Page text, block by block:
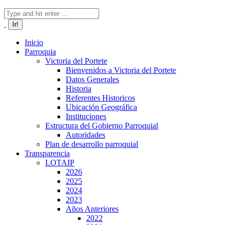
Buscar:
Inicio
Parroquia
Victoria del Portete
Bienvenidos a Victoria del Portete
Datos Generales
Historia
Referentes Historicos
Ubicación Geográfica
Instituciones
Estructura del Gobierno Parroquial
Autoridades
Plan de desarrollo parroquial
Transparencia
LOTAIP
2026
2025
2024
2023
Años Anteriores
2022